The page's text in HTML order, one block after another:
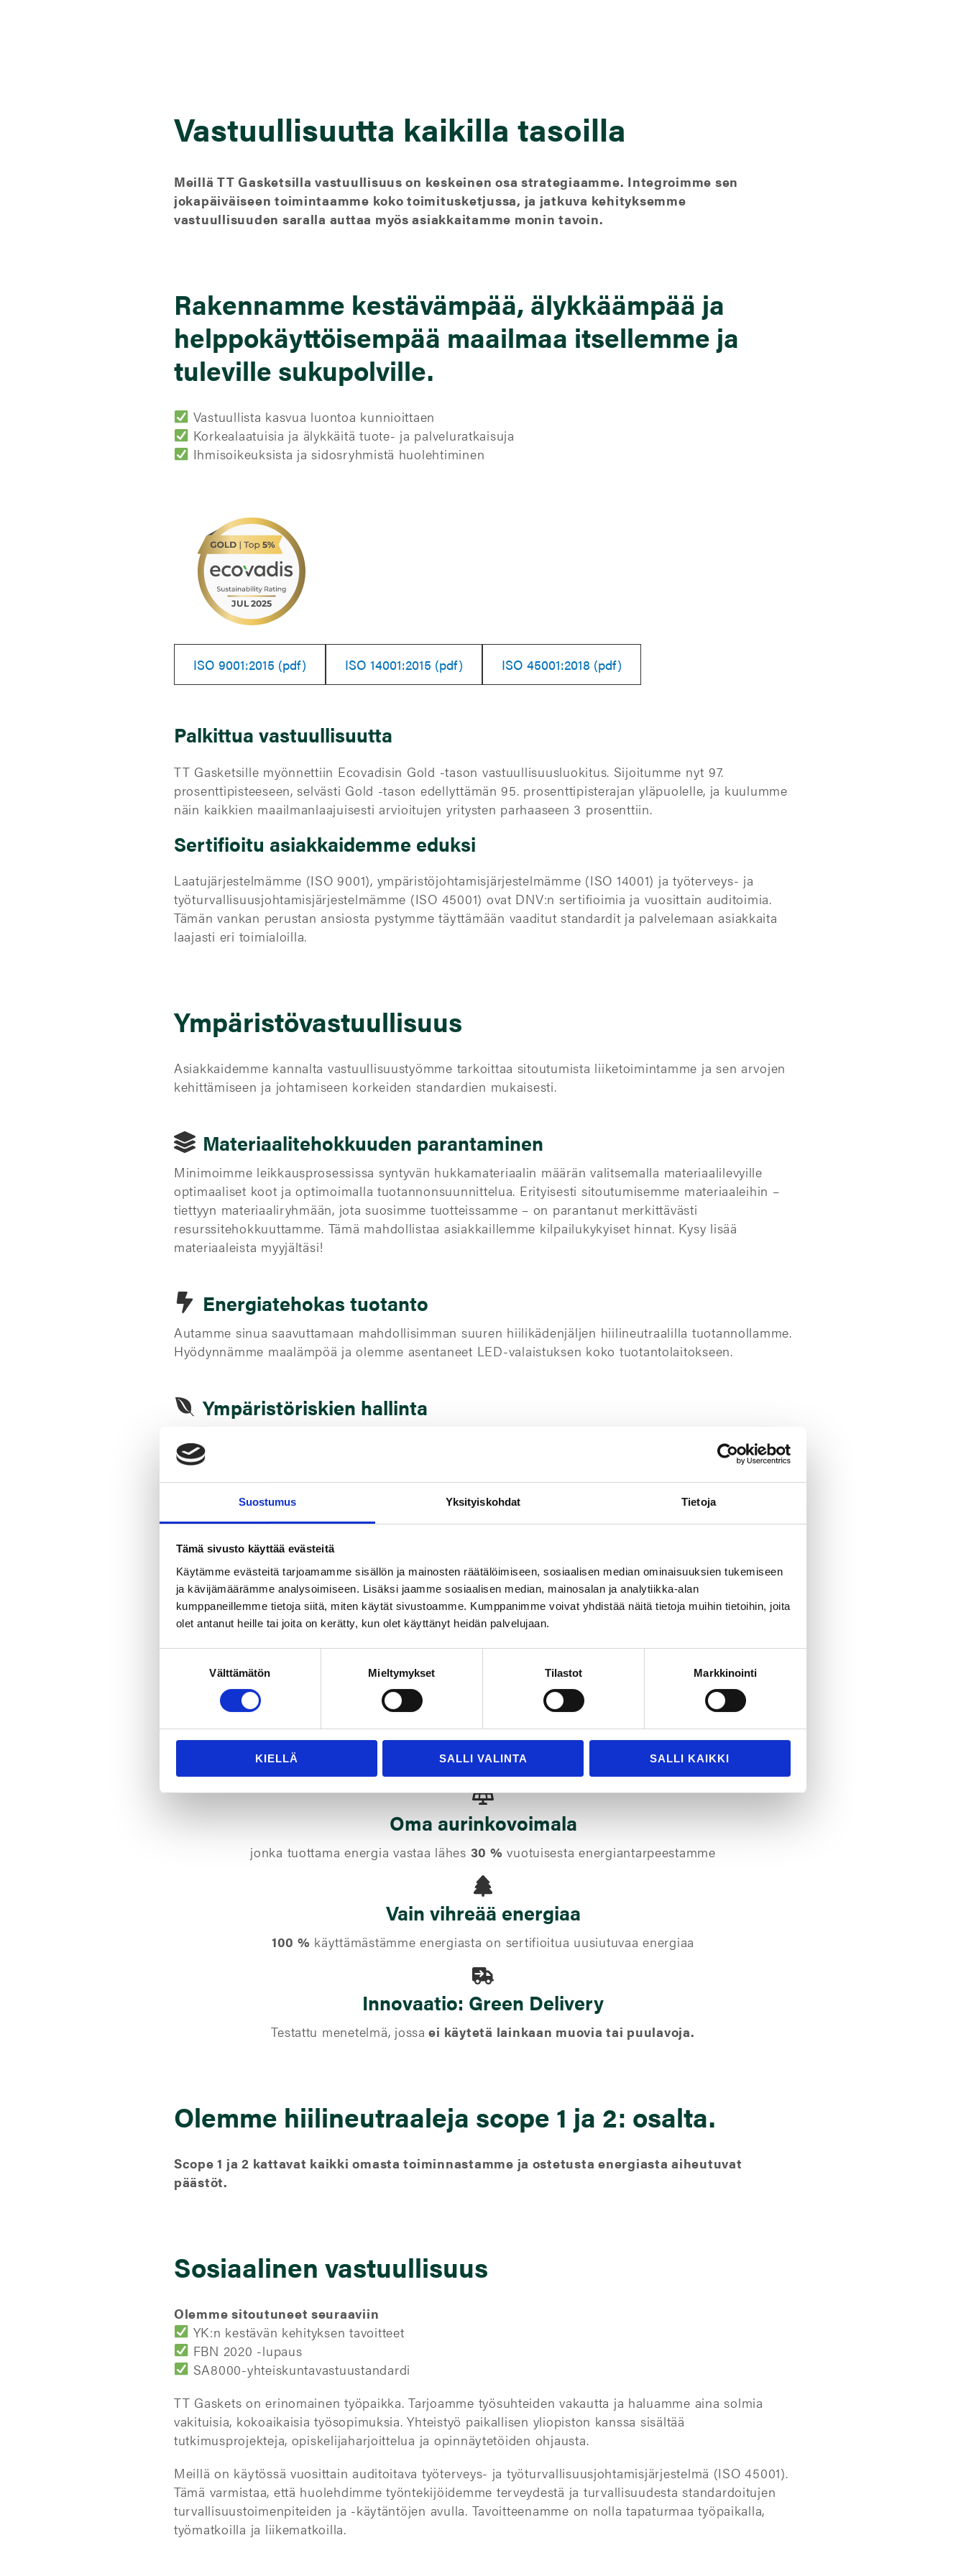
Suostumus Yksityiskohdat Tietoja
Tämä sivusto käyttää evästeitä
Käytämme evästeitä tarjoamamme sisällön ja mainosten räätälöimiseen, sosiaalisen median ominaisuuksien tukemiseen
ja kävijämäärämme analysoimiseen. Lisäksi jaamme sosiaalisen median, mainosalan ja analytiikka-alan
kumppaneillemme tietoja siitä, miten käytät sivustoamme. Kumppanimme voivat yhdistää näitä tietoja muihin tietoihin, joita
olet antanut heille tai joita on kerätty, kun olet käyttänyt heidän palvelujaan.
Välttämätön Mieltymykset Tilastot Markkinointi
KIELLÄ SALLI VALINTA SALLI KAIKKI
Vastuullisuutta kaikilla tasoilla
Meillä TT Gasketsilla vastuullisuus on keskeinen osa strategiaamme. Integroimme sen
jokapäiväiseen toimintaamme koko toimitusketjussa, ja jatkuva kehityksemme
vastuullisuuden saralla auttaa myös asiakkaitamme monin tavoin.
Rakennamme kestävämpää, älykkäämpää ja
helppokäyttöisempää maailmaa itsellemme ja
tuleville sukupolville.
Vastuullista kasvua luontoa kunnioittaen
Korkealaatuisia ja älykkäitä tuote- ja palveluratkaisuja
Ihmisoikeuksista ja sidosryhmistä huolehtiminen
ISO 9001:2015 (pdf) ISO 14001:2015 (pdf) ISO 45001:2018 (pdf)
Palkittua vastuullisuutta
TT Gasketsille myönnettiin Ecovadisin Gold -tason vastuullisuusluokitus. Sijoitumme nyt 97.
prosenttipisteeseen, selvästi Gold -tason edellyttämän 95. prosenttipisterajan yläpuolelle, ja kuulumme
näin kaikkien maailmanlaajuisesti arvioitujen yritysten parhaaseen 3 prosenttiin.
Sertifioitu asiakkaidemme eduksi
Laatujärjestelmämme (ISO 9001), ympäristöjohtamisjärjestelmämme (ISO 14001) ja työterveys- ja
työturvallisuusjohtamisjärjestelmämme (ISO 45001) ovat DNV:n sertifioimia ja vuosittain auditoimia.
Tämän vankan perustan ansiosta pystymme täyttämään vaaditut standardit ja palvelemaan asiakkaita
laajasti eri toimialoilla.
Ympäristövastuullisuus
Asiakkaidemme kannalta vastuullisuustyömme tarkoittaa sitoutumista liiketoimintamme ja sen arvojen
kehittämiseen ja johtamiseen korkeiden standardien mukaisesti.
Materiaalitehokkuuden parantaminen
Minimoimme leikkausprosessissa syntyvän hukkamateriaalin määrän valitsemalla materiaalilevyille
optimaaliset koot ja optimoimalla tuotannonsuunnittelua. Erityisesti sitoutumisemme materiaaleihin –
tiettyyn materiaaliryhmään, jota suosimme tuotteissamme – on parantanut merkittävästi
resurssitehokkuuttamme. Tämä mahdollistaa asiakkaillemme kilpailukykyiset hinnat. Kysy lisää
materiaaleista myyjältäsi!
Energiatehokas tuotanto
Autamme sinua saavuttamaan mahdollisimman suuren hiilikädenjäljen hiilineutraalilla tuotannollamme.
Hyödynnämme maalämpöä ja olemme asentaneet LED-valaistuksen koko tuotantolaitokseen.
Ympäristöriskien hallinta
planeetallemme ja säästää arvokkaita luonnonvaroja.
Olemme vahva kumppani vastuullisessa
yhteisinnovoinnissa ja uusien ideoiden
kehittämisessä. Lisäksi autamme
kumppaneitamme saavuttamaan läpinäkyvyyteen
ja kestäviin toimitusketjuihin liittyvät tavoitteensa
tukemalla sekä asiakkaita että toimittajia.
Oma aurinkovoimala
jonka tuottama energia vastaa lähes 30 % vuotuisesta energiantarpeestamme
Vain vihreää energiaa
100 % käyttämästämme energiasta on sertifioitua uusiutuvaa energiaa
Innovaatio: Green Delivery
Testattu menetelmä, jossa ei käytetä lainkaan muovia tai puulavoja.
Olemme hiilineutraaleja scope 1 ja 2: osalta.
Scope 1 ja 2 kattavat kaikki omasta toiminnastamme ja ostetusta energiasta aiheutuvat
päästöt.
Sosiaalinen vastuullisuus
Olemme sitoutuneet seuraaviin
YK:n kestävän kehityksen tavoitteet
FBN 2020 -lupaus
SA8000-yhteiskuntavastuustandardi
TT Gaskets on erinomainen työpaikka. Tarjoamme työsuhteiden vakautta ja haluamme aina solmia
vakituisia, kokoaikaisia työsopimuksia. Yhteistyö paikallisen yliopiston kanssa sisältää
tutkimusprojekteja, opiskelijaharjoittelua ja opinnäytetöiden ohjausta.
Meillä on käytössä vuosittain auditoitava työterveys- ja työturvallisuusjohtamisjärjestelmä (ISO 45001).
Tämä varmistaa, että huolehdimme työntekijöidemme terveydestä ja turvallisuudesta standardoitujen
turvallisuustoimenpiteiden ja -käytäntöjen avulla. Tavoitteenamme on nolla tapaturmaa työpaikalla,
työmatkoilla ja liikematkoilla.